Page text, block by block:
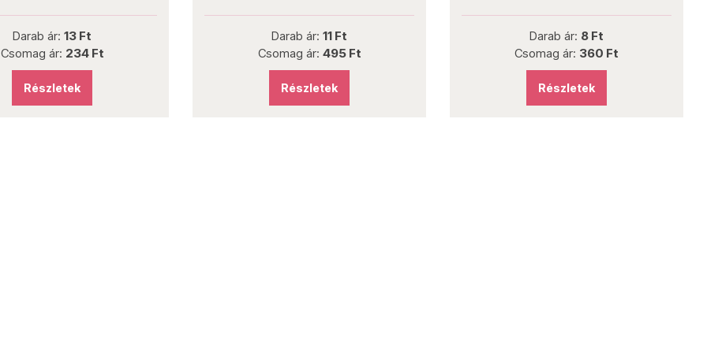
Darab ár: 13 Ft
Csomag ár: 234 Ft
Részletek
Darab ár: 11 Ft
Csomag ár: 495 Ft
Részletek
Darab ár: 8 Ft
Csomag ár: 360 Ft
Részletek